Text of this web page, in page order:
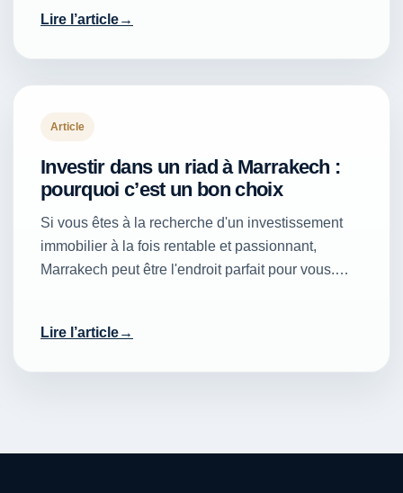
Lire l’article
Article
Investir dans un riad à Marrakech :
pourquoi c’est un bon choix
Si vous êtes à la recherche d'un investissement
immobilier à la fois rentable et passionnant,
Marrakech peut être l'endroit parfait pour vous.…
Lire l’article